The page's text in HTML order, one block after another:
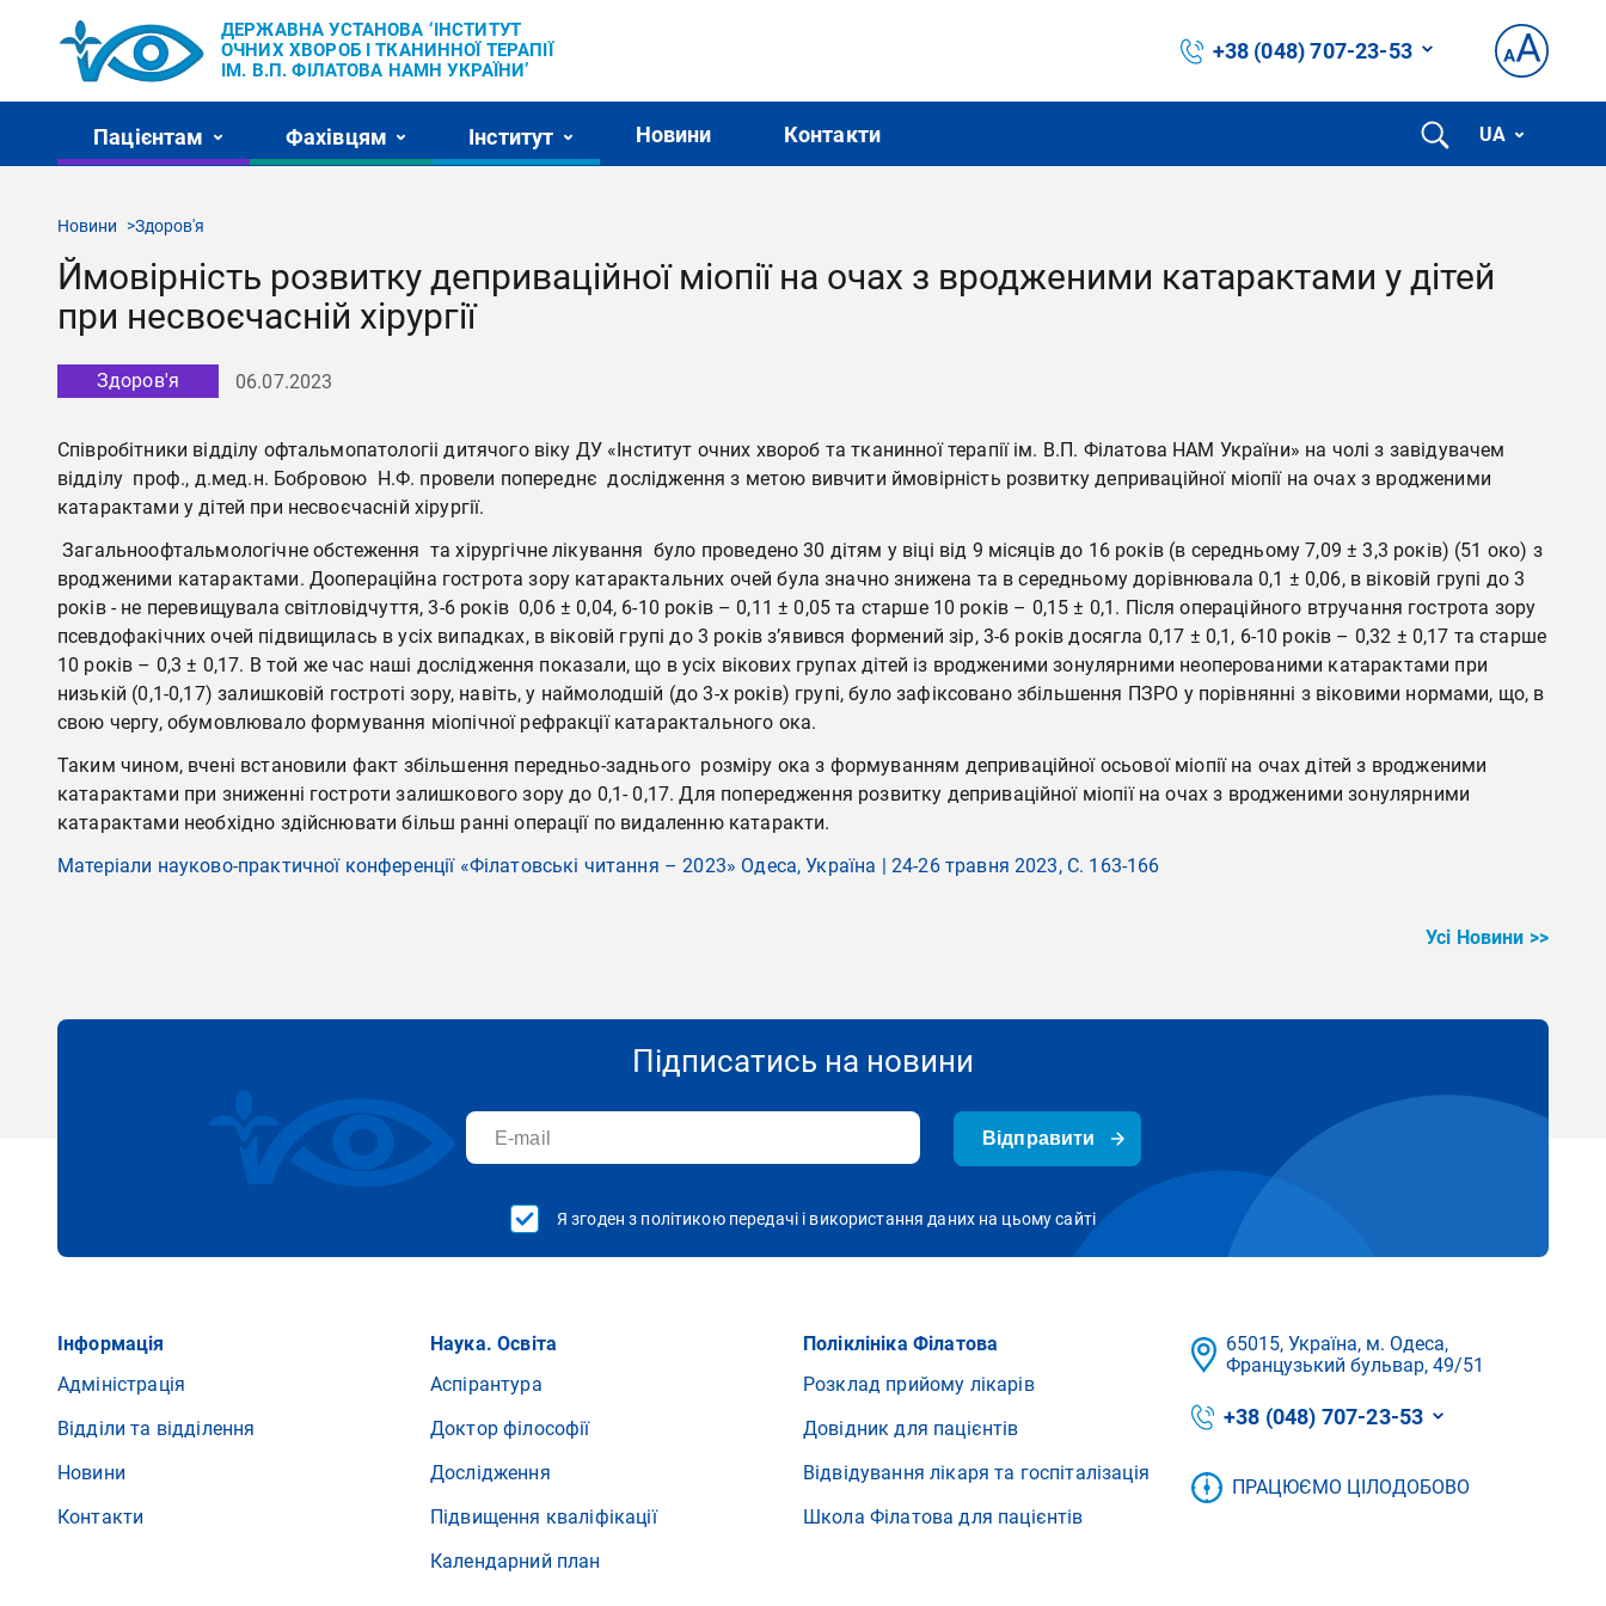
ДЕРЖАВНА УСТАНОВА ‘ІНСТИТУТ
ОЧНИХ ХВОРОБ І ТКАНИННОЇ ТЕРАПІЇ
ІМ. В.П. ФІЛАТОВА НАМН УКРАЇНИ’
+38 (048) 707-23-53
Пацієнтам Фахівцям Інститут Новини Контакти UA
Новини Здоров'я
Ймовірність розвитку деприваційної міопії на очах з вродженими катарактами у дітей
при несвоєчасній хірургії
Здоров'я 06.07.2023
Співробітники відділу офтальмопатологіі дитячого віку ДУ «Інститут очних хвороб та тканинної терапії ім. В.П. Філатова НАМ України» на чолі з завідувачем
відділу проф., д.мед.н. Бобровою Н.Ф. провели попереднє дослідження з метою вивчити ймовірність розвитку деприваційної міопії на очах з вродженими
катарактами у дітей при несвоєчасній хірургії.
Загальноофтальмологічне обстеження та хірургічне лікування було проведено 30 дітям у віці від 9 місяців до 16 років (в середньому 7,09 ± 3,3 років) (51 око) з
вродженими катарактами. Доопераційна гострота зору катарактальних очей була значно знижена та в середньому дорівнювала 0,1 ± 0,06, в віковій групі до 3
років - не перевищувала світловідчуття, 3-6 років 0,06 ± 0,04, 6-10 років – 0,11 ± 0,05 та старше 10 років – 0,15 ± 0,1. Після операційного втручання гострота зору
псевдофакічних очей підвищилась в усіх випадках, в віковій групі до 3 років з’явився формений зір, 3-6 років досягла 0,17 ± 0,1, 6-10 років – 0,32 ± 0,17 та старше
10 років – 0,3 ± 0,17. В той же час наші дослідження показали, що в усіх вікових групах дітей із вродженими зонулярними неоперованими катарактами при
низькій (0,1-0,17) залишковій гостроті зору, навіть, у наймолодшій (до 3-х років) групі, було зафіксовано збільшення ПЗРО у порівнянні з віковими нормами, що, в
свою чергу, обумовлювало формування міопічної рефракції катарактального ока.
Таким чином, вчені встановили факт збільшення передньо-заднього розміру ока з формуванням деприваційної осьової міопії на очах дітей з вродженими
катарактами при зниженні гостроти залишкового зору до 0,1- 0,17. Для попередження розвитку деприваційної міопії на очах з вродженими зонулярними
катарактами необхідно здійснювати більш ранні операції по видаленню катаракти.
Матеріали науково-практичної конференції «Філатовські читання – 2023» Одеса, Україна | 24-26 травня 2023, С. 163-166
Усі Новини >>
Підписатись на новини
Відправити
Я згоден з політикою передачі і використання даних на цьому сайті
Інформація
Адміністрація
Відділи та відділення
Новини
Контакти
Наука. Освіта
Аспірантура
Доктор філософії
Дослідження
Підвищення кваліфікації
Календарний план
Поліклініка Філатова
Розклад прийому лікарів
Довідник для пацієнтів
Відвідування лікаря та госпіталізація
Школа Філатова для пацієнтів
65015, Україна, м. Одеса,
Французький бульвар, 49/51
+38 (048) 707-23-53
ПРАЦЮЄМО ЦІЛОДОБОВО